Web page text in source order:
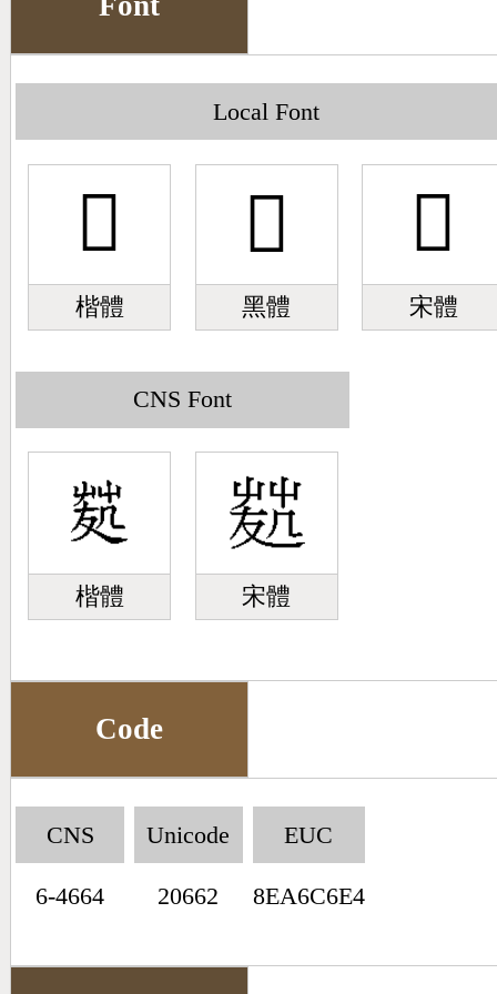
Local Font
𠙢
楷體
𠙢
黑體
𠙢
宋體
CNS Font
楷體 宋體
Code
CNS
6-4664
Unicode
20662
EUC
8EA6C6E4